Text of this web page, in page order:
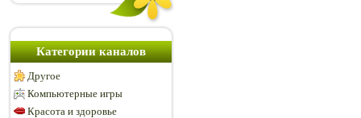
Категории каналов
Другое
Компьютерные игры
Красота и здоровье